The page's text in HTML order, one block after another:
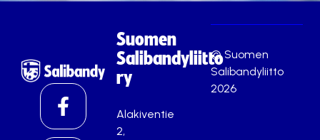
Suomen
Salibandyliitto
ry
Alakiventie
2,
© Suomen
Salibandyliitto
2026